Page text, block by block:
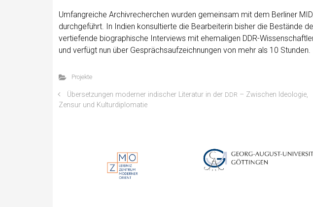
Umfang­rei­che Archiv­re­cher­chen wur­den gemein­sam mit dem Ber­li­ner
durch­ge­führt. In Indi­en kon­sul­tier­te die Bear­bei­te­rin bis­her die Bestän­de
ver­tie­fen­de bio­gra­phi­sche Inter­views mit ehe­ma­li­gen DDR-
und ver­fügt nun über Gesprächs­auf­zeich­nun­gen von mehr als 10 Stunden.
Projekte
Übersetzungen moderner indischer Literatur in der DDR – Zwischen Ideologie,
Zensur und Kulturdiplomatie